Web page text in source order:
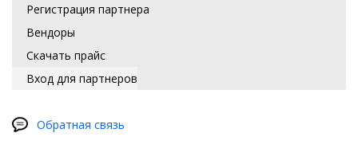
Регистрация партнера
Вендоры
Скачать прайс
Вход для партнеров
Обратная связь